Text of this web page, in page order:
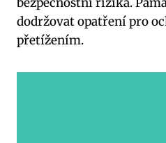
dodržovat opatření pro
přetížením.